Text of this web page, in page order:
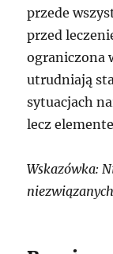
przede
przed
ograniczona
utrudniają
sytuacjach
lecz
Wskazówka: